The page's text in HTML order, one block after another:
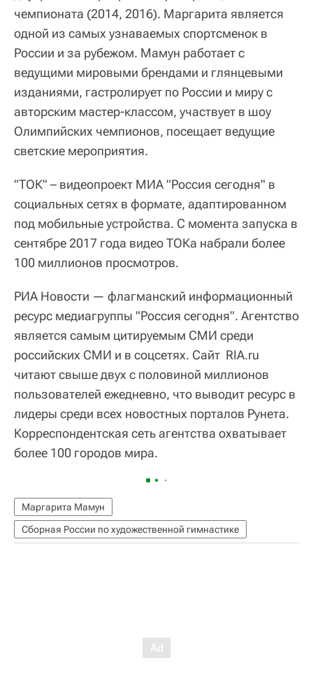
чемпионата (2014, 2016). Маргарита является
одной из самых узнаваемых спортсменок в
России и за рубежом. Мамун работает с
ведущими мировыми брендами и глянцевыми
изданиями, гастролирует по России и миру с
авторским мастер-классом, участвует в шоу
Олимпийских чемпионов, посещает ведущие
светские мероприятия.
"ТОК" – видеопроект МИА "Россия сегодня" в
социальных сетях в формате, адаптированном
под мобильные устройства. С момента запуска в
сентябре 2017 года видео ТОКа набрали более
100 миллионов просмотров.
РИА Новости — флагманский информационный
ресурс медиагруппы "Россия сегодня". Агентство
является самым цитируемым СМИ среди
российских СМИ и в соцсетях. Сайт RIA.ru
читают свыше двух с половиной миллионов
пользователей ежедневно, что выводит ресурс в
лидеры среди всех новостных порталов Рунета.
Корреспондентская сеть агентства охватывает
более 100 городов мира.
Маргарита Мамун
Сборная России по художественной гимнастике